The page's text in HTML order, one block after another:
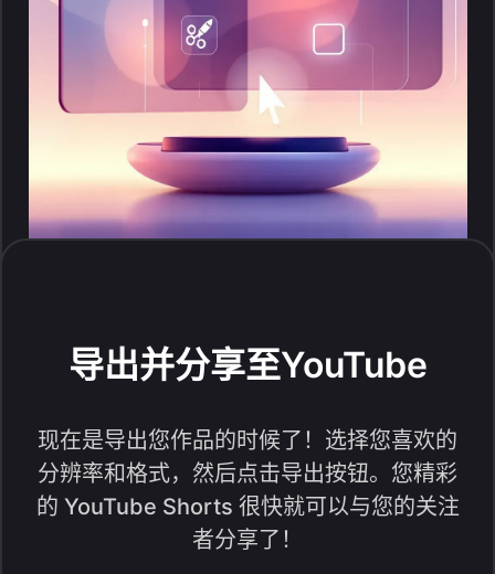
导出并分享至YouTube
现在是导出您作品的时候了！选择您喜欢的
分辨率和格式，然后点击导出按钮。您精彩
的 YouTube Shorts 很快就可以与您的关注
者分享了！